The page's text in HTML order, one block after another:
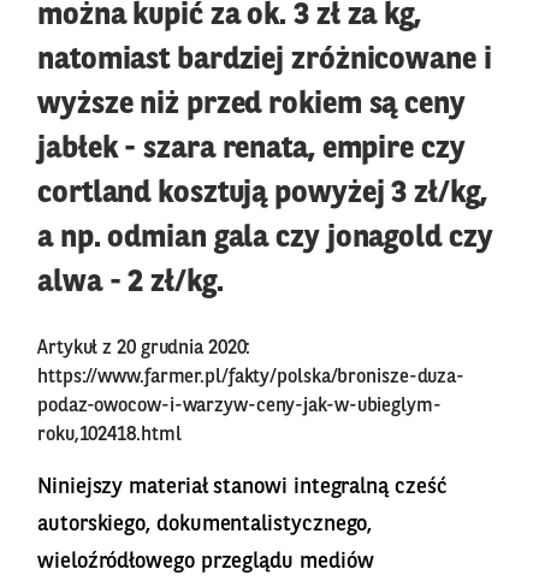
można kupić za ok. 3 zł za kg,
natomiast bardziej zróżnicowane i
wyższe niż przed rokiem są ceny
jabłek - szara renata, empire czy
cortland kosztują powyżej 3 zł/kg,
a np. odmian gala czy jonagold czy
alwa - 2 zł/kg.
Artykuł z 20 grudnia 2020:
https://www.farmer.pl/fakty/polska/bronisze-duza-
podaz-owocow-i-warzyw-ceny-jak-w-ubieglym-
roku,102418.html
Niniejszy materiał stanowi integralną cześć
autorskiego, dokumentalistycznego,
wieloźródłowego przeglądu mediów